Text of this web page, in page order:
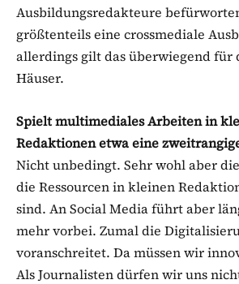
Ausbildungsredakteure
größtenteils eine crossmediale
allerdings gilt das überwiegend für
Häuser.
Spielt multimediales Arbeiten in
Redaktionen etwa eine
Nicht unbedingt. Sehr wohl aber
die Ressourcen in kleinen
sind. An Social Media führt aber
mehr vorbei. Zumal die
voranschreitet. Da müssen wir
Als Journalisten dürfen wir uns